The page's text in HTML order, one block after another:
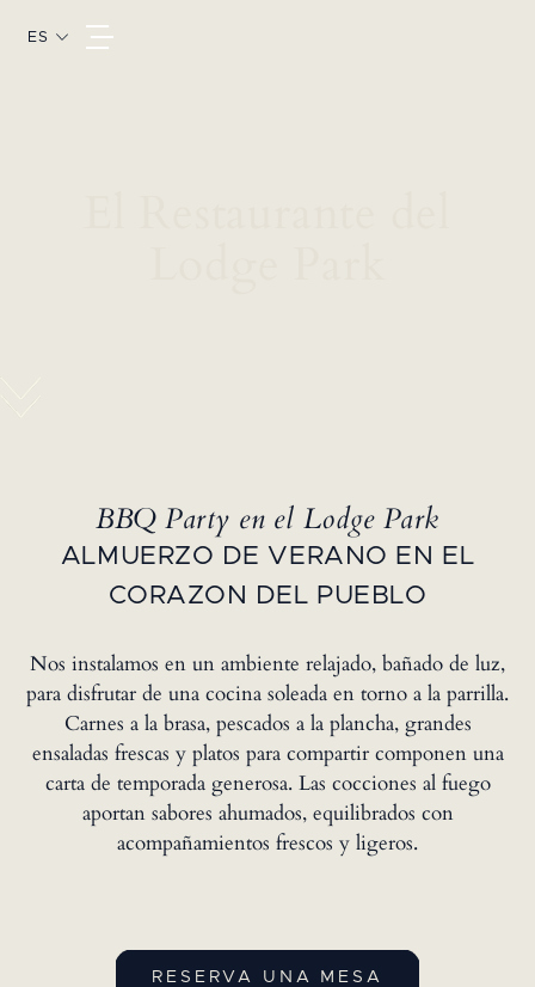
ES
BBQ Party en el Lodge Park
ALMUERZO DE VERANO EN EL
CORAZON DEL PUEBLO
Nos instalamos en un ambiente relajado, bañado de luz,
para disfrutar de una cocina soleada en torno a la parrilla.
Carnes a la brasa, pescados a la plancha, grandes
ensaladas frescas y platos para compartir componen una
carta de temporada generosa. Las cocciones al fuego
aportan sabores ahumados, equilibrados con
acompañamientos frescos y ligeros.
RESERVA UNA MESA